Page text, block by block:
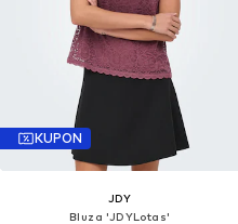
KUPON
JDY
Bluza 'JDYLotas'